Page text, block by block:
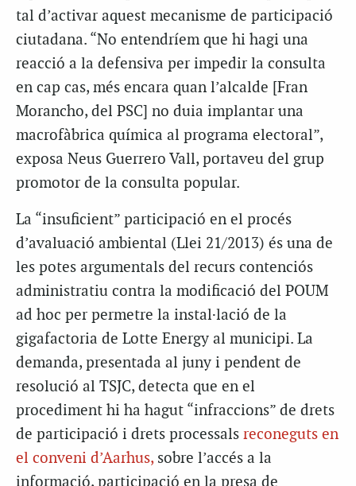
tal d’activar aquest mecanisme de participació
ciutadana. “No entendríem que hi hagi una
reacció a la defensiva per impedir la consulta
en cap cas, més encara quan l’alcalde [Fran
Morancho, del PSC] no duia implantar una
macrofàbrica química al programa electoral”,
exposa Neus Guerrero Vall, portaveu del grup
promotor de la consulta popular.
La “insuficient” participació en el procés
d’avaluació ambiental (Llei 21/2013) és una de
les potes argumentals del recurs contenciós
administratiu contra la modificació del POUM
ad hoc per permetre la instal·lació de la
gigafactoria de Lotte Energy al municipi. La
demanda, presentada al juny i pendent de
resolució al TSJC, detecta que en el
procediment hi ha hagut “infraccions” de drets
de participació i drets processals reconeguts en
el conveni d’Aarhus, sobre l’accés a la